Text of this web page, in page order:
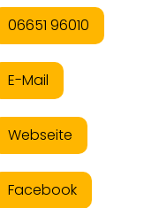
06651 96010
E-Mail
Webseite
Facebook